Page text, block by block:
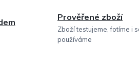
Prověřené zboží
Zboží testujeme, fotíme i
používáme